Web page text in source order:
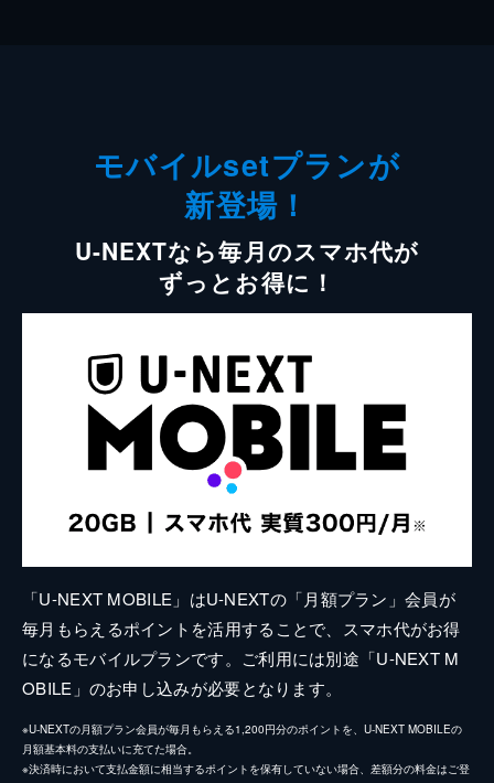
モバイルsetプランが
新登場！
U-NEXTなら毎月のスマホ代が
ずっとお得に！
「U-NEXT MOBILE」はU-NEXTの「月額プラン」会員が
毎月もらえるポイントを活用することで、スマホ代がお得
になるモバイルプランです。ご利用には別途「U-NEXT M
OBILE」のお申し込みが必要となります。
※U-NEXTの月額プラン会員が毎月もらえる1,200円分のポイントを、U-NEXT MOBILEの
月額基本料の支払いに充てた場合。
※決済時において支払金額に相当するポイントを保有していない場合、差額分の料金はご登